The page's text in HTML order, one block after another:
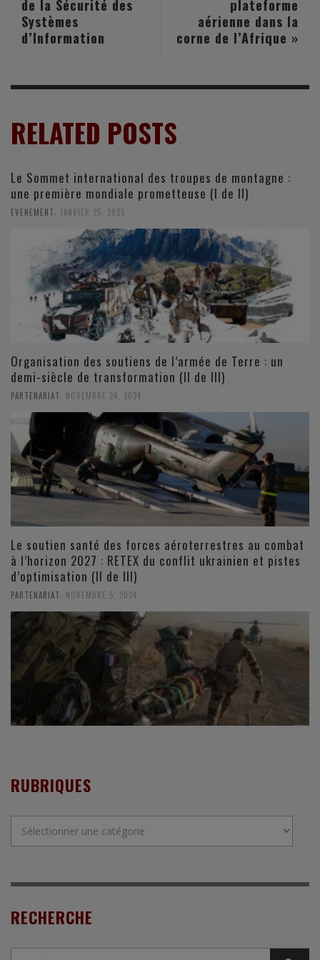
plateforme
aérienne dans la
corne de l’Afrique »
de la Sécurité des
Systèmes
d’Information
RELATED POSTS
Le Sommet international des troupes de montagne :
une première mondiale prometteuse (I de II)
EVENEMENT JANVIER 25, 2025
Organisation des soutiens de l’armée de Terre : un
demi-siècle de transformation (II de III)
PARTENARIAT NOVEMBRE 24, 2024
Le soutien santé des forces aéroterrestres au combat
à l’horizon 2027 : RETEX du conflit ukrainien et pistes
d’optimisation (II de III)
PARTENARIAT NOVEMBRE 5, 2024
RUBRIQUES
RECHERCHE